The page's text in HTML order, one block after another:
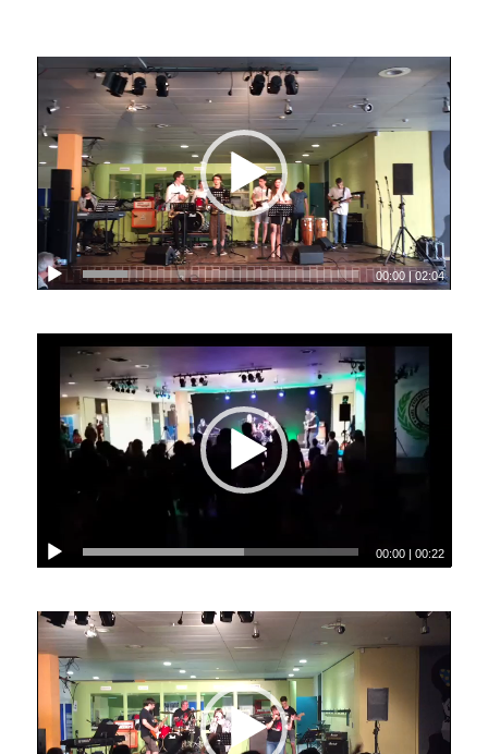
00:00 |02:04
00:00 |00:22